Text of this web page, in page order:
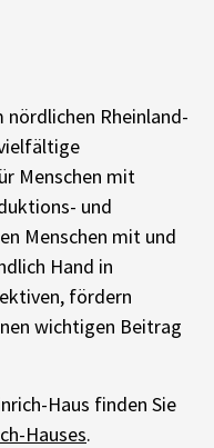
Rheinland-
Menschen mit
und
Menschen mit und
Hand in
fördern
wichtigen Beitrag
Haus finden Sie
Hauses.